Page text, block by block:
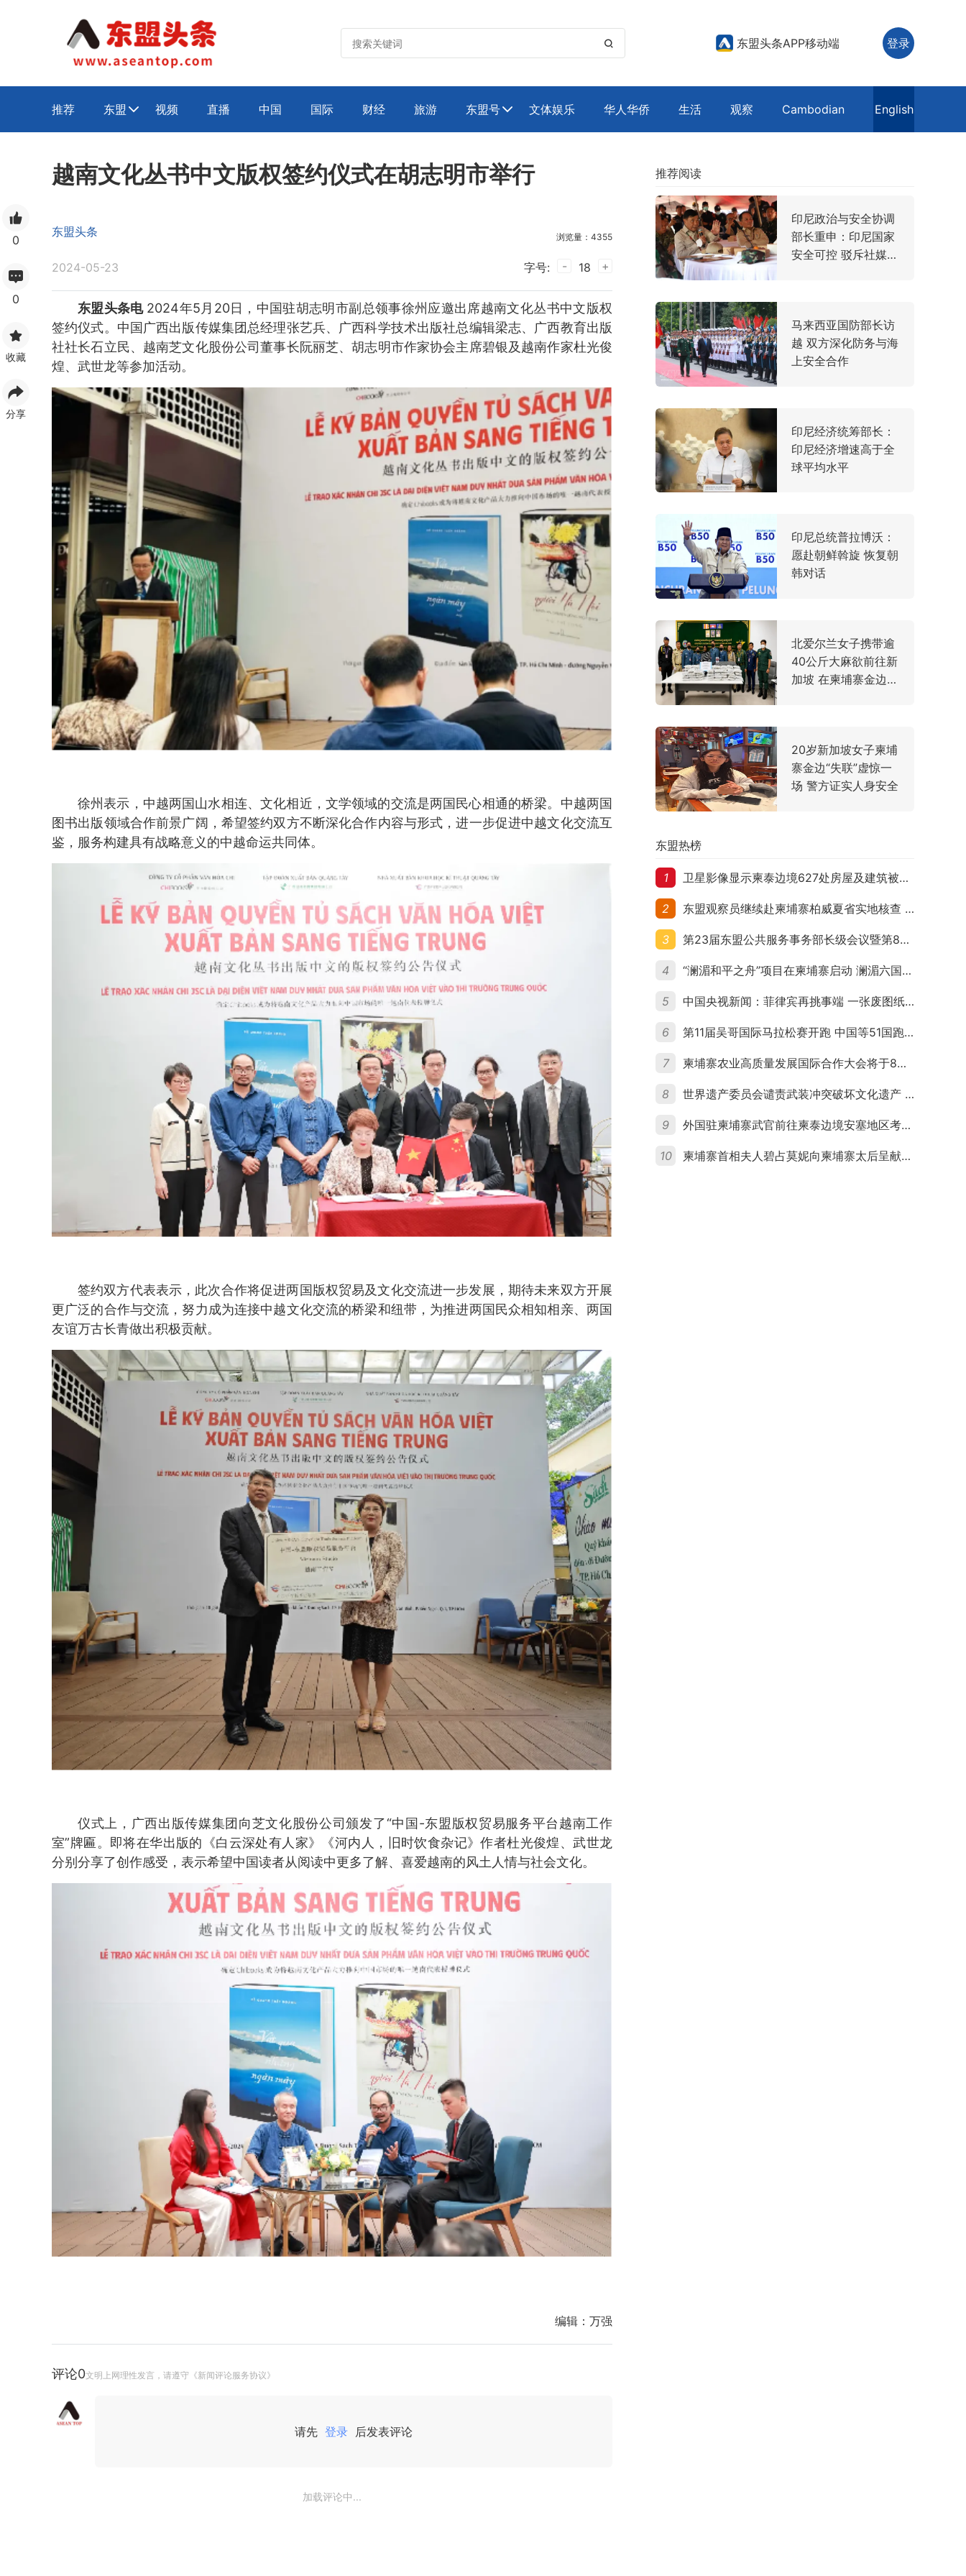
 东盟头条APP移动端 登录
推荐 东盟  视频 直播 中国 国际 财经 旅游 东盟号 文体娱乐 华人华侨 生活 观察 Cambodian English
0
0
收藏
分享
越南文化丛书中文版权签约仪式在胡志明市举行
东盟头条 浏览量：4355
2024-05-23 字号: - 18 +
东盟头条电 2024年5月20日，中国驻胡志明市副总领事徐州应邀出席越南文化丛书中文版权
签约仪式。中国广西出版传媒集团总经理张艺兵、广西科学技术出版社总编辑梁志、广西教育出版
社社长石立民、越南芝文化股份公司董事长阮丽芝、胡志明市作家协会主席碧银及越南作家杜光俊
煌、武世龙等参加活动。
徐州表示，中越两国山水相连、文化相近，文学领域的交流是两国民心相通的桥梁。中越两国
图书出版领域合作前景广阔，希望签约双方不断深化合作内容与形式，进一步促进中越文化交流互
鉴，服务构建具有战略意义的中越命运共同体。
签约双方代表表示，此次合作将促进两国版权贸易及文化交流进一步发展，期待未来双方开展
更广泛的合作与交流，努力成为连接中越文化交流的桥梁和纽带，为推进两国民众相知相亲、两国
友谊万古长青做出积极贡献。
仪式上，广西出版传媒集团向芝文化股份公司颁发了“中国-东盟版权贸易服务平台越南工作
室”牌匾。即将在华出版的《白云深处有人家》《河内人，旧时饮食杂记》作者杜光俊煌、武世龙
分别分享了创作感受，表示希望中国读者从阅读中更多了解、喜爱越南的风土人情与社会文化。
编辑： 万强
评论0文明上网理性发言，请遵守《新闻评论服务协议》
请先 登录 后发表评论
加载评论中...
推荐阅读
印尼政治与安全协调
部长重申：印尼国家
安全可控 驳斥社媒传
​马来西亚国防部长访
越 双方深化防务与海
上安全合作
印尼经济统筹部长：
印尼经济增速高于全
球平均水平
印尼总统普拉博沃：
愿赴朝鲜斡旋 恢复朝
韩对话
北爱尔兰女子携带逾
40公斤大麻欲前往新
加坡 在柬埔寨金边机
20岁新加坡女子柬埔
寨金边“失联”虚惊一
场 警方证实人身安全
东盟热榜
1 卫星影像显示柬泰边境627处房屋及建筑被夷平 人权组织呼吁保护平民财产
2 东盟观察员继续赴柬埔寨柏威夏省实地核查 走访遭袭柬埔寨平民村庄
3 第23届东盟公共服务事务部长级会议暨第8届东盟与中日韩公共服务事务部长级会议在柬埔寨暹粒开幕
4 “澜湄和平之舟”项目在柬埔寨启动 澜湄六国青年共话和平与发展
5 中国央视新闻：菲律宾再挑事端 一张废图纸划不走中国黄岩岛
6 第11届吴哥国际马拉松赛开跑 中国等51国跑者齐聚暹粒
7 柬埔寨农业高质量发展国际合作大会将于8月20日举行
8 世界遗产委员会谴责武装冲突破坏文化遗产 柬埔寨呼吁依法追责并加强国际合作
9 外国驻柬埔寨武官前往柬泰边境安塞地区考察 柬方介绍“危险握手”事件及边境情况
10 柬埔寨首相夫人碧占莫妮向柬埔寨太后呈献世界女童军“卓越领袖奖”